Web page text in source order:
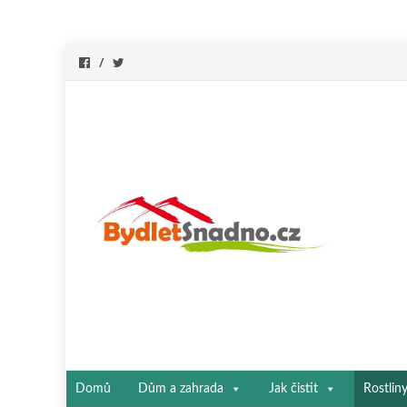
Přeskočit
Domů Dům a zahrada Jak čistit Rostliny